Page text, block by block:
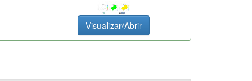
Visualizar/Abrir